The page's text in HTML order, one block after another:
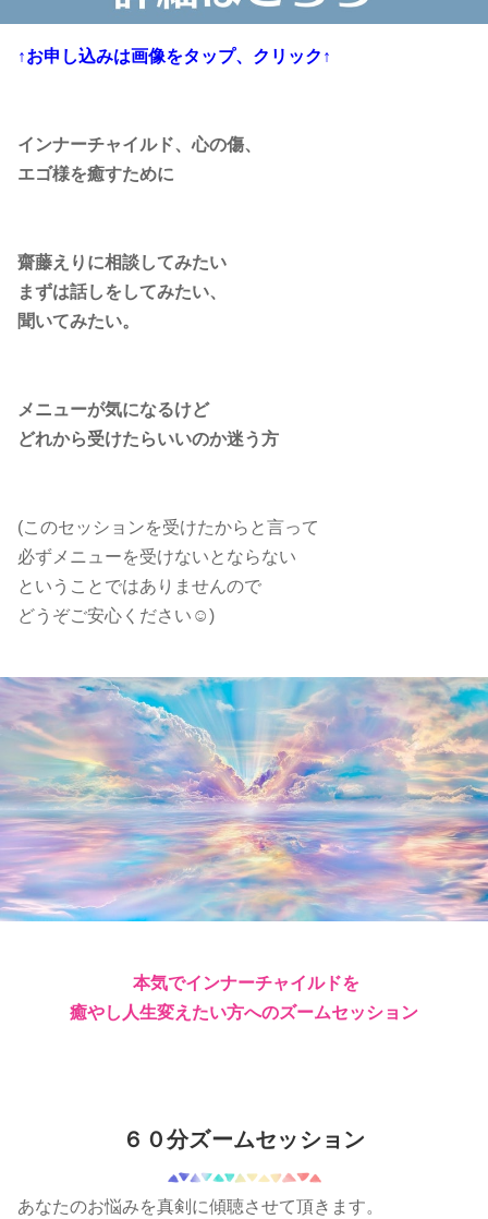
↑お申し込みは画像をタップ、クリック↑
インナーチャイルド、心の傷、
エゴ様を癒すために
齋藤えりに相談してみたい
まずは話しをしてみたい、
聞いてみたい。
メニューが気になるけど
どれから受けたらいいのか迷う方
(このセッションを受けたからと言って
必ずメニューを受けないとならない
ということではありませんので
どうぞご安心ください☺️)
本気でインナーチャイルドを
癒やし人生変えたい方へのズームセッション
６０分ズームセッション
あなたのお悩みを真剣に傾聴させて頂きます。